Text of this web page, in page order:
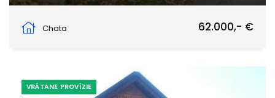
Chata
62.000,- €
VRÁTANE PROVÍZIE